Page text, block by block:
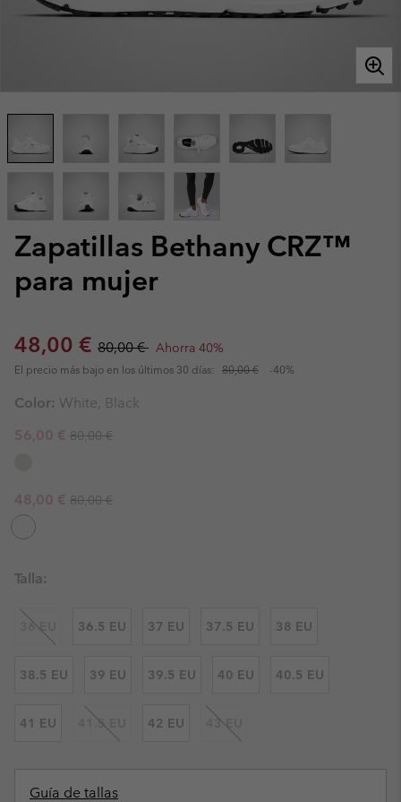
Zapatillas Bethany CRZ™
para mujer
Sale price:
48,00 € Regular price:
80,00 € Ahorra 40%
El precio más bajo en los últimos 30 días: 80,00 € -40%
Color: White, Black
Sale price:
56,00 € Regular price:
80,00 €
Sale price:
48,00 € Regular price:
80,00 €
Talla:
36 EU 36.5 EU 37 EU 37.5 EU 38 EU
38.5 EU 39 EU 39.5 EU 40 EU 40.5 EU
41 EU 41.5 EU 42 EU 43 EU
Guía de tallas